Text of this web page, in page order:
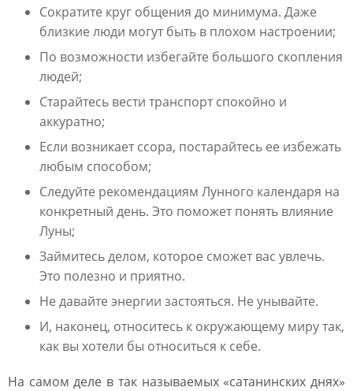
Сократите круг общения до минимума. Даже
близкие люди могут быть в плохом настроении;
По возможности избегайте большого скопления
людей;
Старайтесь вести транспорт спокойно и
аккуратно;
Если возникает ссора, постарайтесь ее избежать
любым способом;
Следуйте рекомендациям Лунного календаря на
конкретный день. Это поможет понять влияние
Луны;
Займитесь делом, которое сможет вас увлечь.
Это полезно и приятно.
Не давайте энергии застояться. Не унывайте.
И, наконец, относитесь к окружающему миру так,
как вы хотели бы относиться к себе.
На самом деле в так называемых «сатанинских днях»